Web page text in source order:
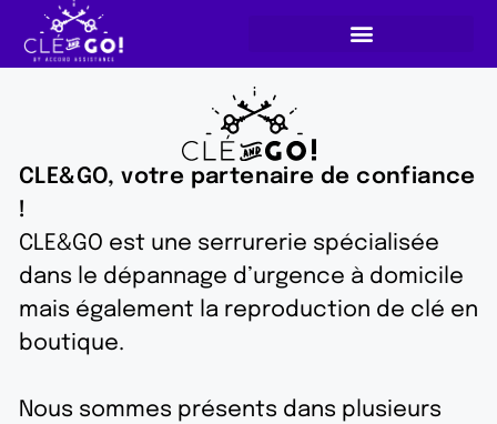
CLE&GO, votre partenaire de confiance
!
CLE&GO est une serrurerie spécialisée
dans le dépannage d’urgence à domicile
mais également la reproduction de clé en
boutique.
Nous sommes présents dans plusieurs